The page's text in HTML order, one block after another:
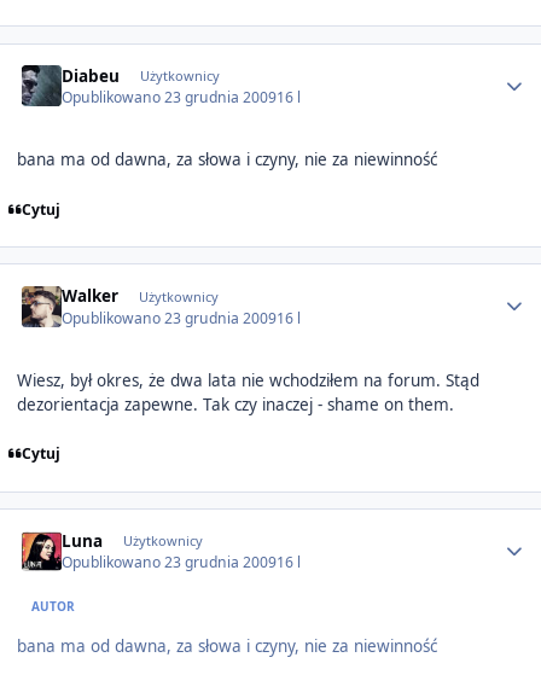
Diabeu Użytkownicy
Opublikowano23 grudnia 200916 l
bana ma od dawna, za słowa i czyny, nie za niewinność
Cytuj
Walker Użytkownicy
Opublikowano23 grudnia 200916 l
Wiesz, był okres, że dwa lata nie wchodziłem na forum. Stąd
dezorientacja zapewne. Tak czy inaczej - shame on them.
Cytuj
Luna Użytkownicy
Opublikowano23 grudnia 200916 l
AUTOR
bana ma od dawna, za słowa i czyny, nie za niewinność